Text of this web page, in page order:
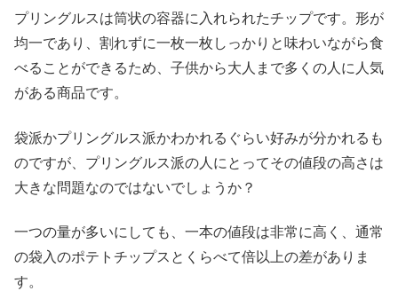
プリングルスは筒状の容器に入れられたチップです。形が
均一であり、割れずに一枚一枚しっかりと味わいながら食
べることができるため、子供から大人まで多くの人に人気
がある商品です。
袋派かプリングルス派かわかれるぐらい好みが分かれるも
のですが、プリングルス派の人にとってその値段の高さは
大きな問題なのではないでしょうか？
一つの量が多いにしても、一本の値段は非常に高く、通常
の袋入のポテトチップスとくらべて倍以上の差がありま
す。